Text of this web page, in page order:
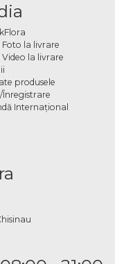
Foto la livrare
Video la livrare
produsele
Înregistrare
Internațional